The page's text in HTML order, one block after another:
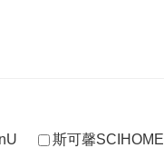
斯可馨SCIHOME